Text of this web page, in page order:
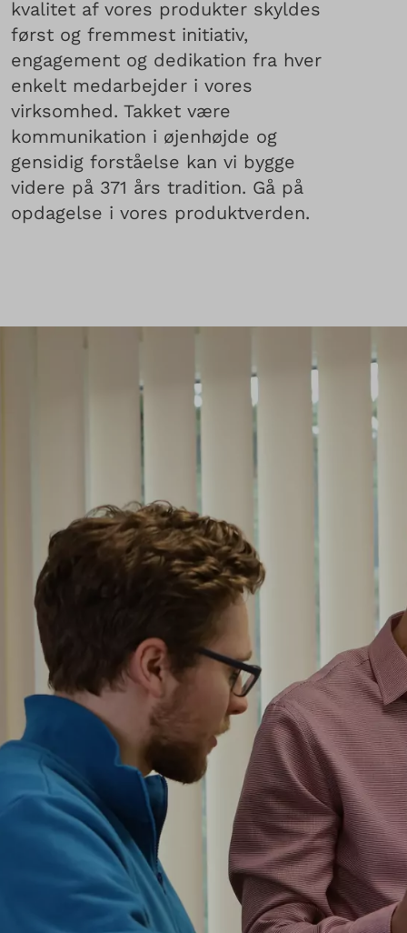
kvalitet af vores produkter skyldes
først og fremmest initiativ,
engagement og dedikation fra hver
enkelt medarbejder i vores
virksomhed. Takket være
kommunikation i øjenhøjde og
gensidig forståelse kan vi bygge
videre på 371 års tradition. Gå på
opdagelse i vores produktverden.